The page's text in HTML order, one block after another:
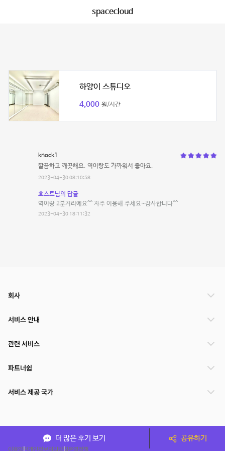
spacecloud
하양이 스튜디오
4,000 원/시간
knock1
깔끔하고 깨끗해요. 역이랑도 가까워서 좋아요.
2023-04-30 08:10:58
호스트님의 답글
역이랑 2분거리에요^^ 자주 이용해 주세요~감사합니다^^
2023-04-30 18:11:32
더 많은 후기 보기 공유하기
회사
서비스 안내
관련 서비스
파트너쉽
서비스 제공 국가
이용약관개인정보처리방침운영정책